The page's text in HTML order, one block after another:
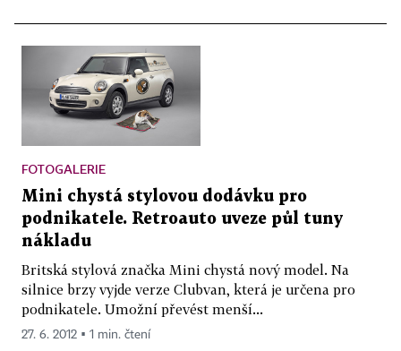
FOTOGALERIE
Mini chystá stylovou dodávku pro
podnikatele. Retroauto uveze půl tuny
nákladu
Britská stylová značka Mini chystá nový model. Na
silnice brzy vyjde verze Clubvan, která je určena pro
podnikatele. Umožní převést menší...
27. 6. 2012 ▪ 1 min. čtení